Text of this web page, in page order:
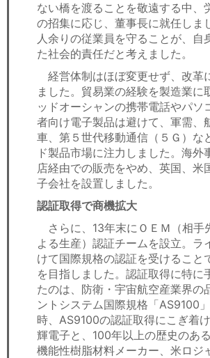
ない橋を渡ることを敬遠する中、
の招集に応じ、董事長に就任しま
人余りの従業員を守ることが、自
た社会的責任だと考えました。
経営体制はほぼ変更せず、改革
ました。貿易業の経験を製造業に
ッドオーシャンの携帯電話やパソ
者向け電子製品は避けて、軍需、
車、第５世代移動通信（５Ｇ）な
ド製品市場に注力しました。海外
店経由での販売をやめ、英国、米
子会社を設置しました。
認証取得で商機拡大
さらに、13年末にＯＥＭ（相手
よる生産）認証チームを設立。ラ
けて国際規格の認証を受けること
を目指しました。認証取得に特に
たのは、防衛・宇宙航空産業界の
ントシステム国際規格「AS9100
時、AS9100の認証取得にこぎ着
輝電子と、100年以上の歴史のあ
機能性樹脂材料メーカー、米ロジ